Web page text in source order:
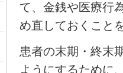
て、金銭や医療行
め直しておくこと
患者の末期・終末
ようにするために